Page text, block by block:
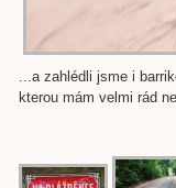
...a zahlédli jsme i
kterou mám velmi rád